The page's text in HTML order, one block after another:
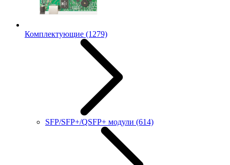
Комплектующие (1279)
SFP/SFP+/QSFP+ модули (614)